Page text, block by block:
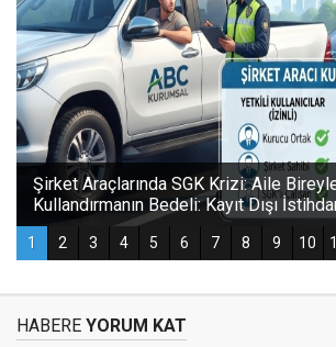
HABERE YORUM KAT